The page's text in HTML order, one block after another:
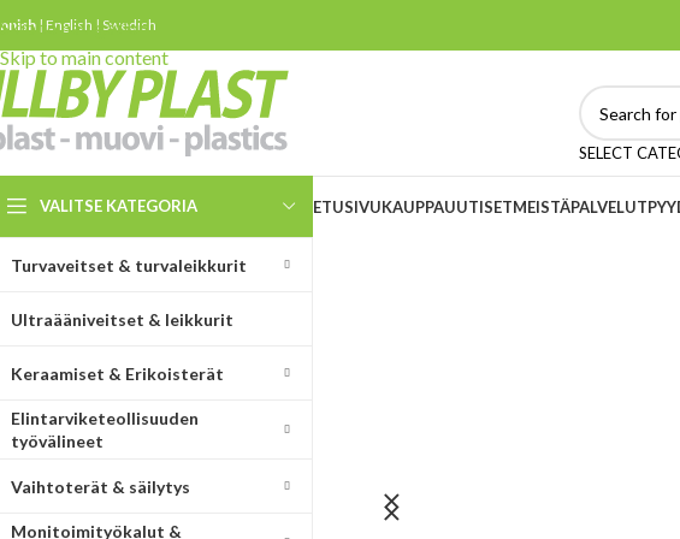
Skip to navigation
Skip to main content
| English | Swedish
SELECT
VALITSE KATEGORIA
Turvaveitset & turvaleikkurit
Ultraääniveitset & leikkurit
Keraamiset & Erikoisterät
Elintarviketeollisuuden
työvälineet
Vaihtoterät & säilytys
Monitoimityökalut &
ETUSIVUKAUPPAUUTISETMEISTÄPALVELUT
ULTRASONIC KNIVES
STOP DROPS